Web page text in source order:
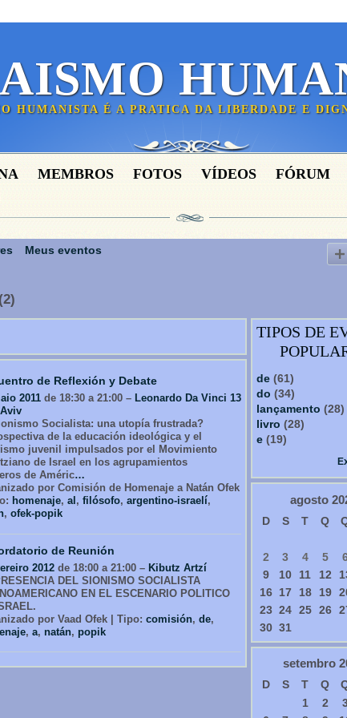
HUMANISTA É A PRATICA DA LIBERDADE E
MEMBROS FOTOS VÍDEOS FÓRUM
Meus eventos
(2)
de Reflexión y Debate
2011 de 18:30 a 21:00 – Leonardo Da Vinci 13
Aviv
Socialista: una utopía frustrada?
de la educación ideológica y el
juvenil impulsados por el Movimiento
de Israel en los agrupamientos
de Améric…
por Comisión de Homenaje a Natán Ofek
homenaje, al , filósofo, argentino-israelí,
, ofek-popik
de Reunión
2012 de 18:00 a 21:00 – Kibutz Artzí
DEL SIONISMO SOCIALISTA
EN EL ESCENARIO POLITICO
por Vaad Ofek | Tipo: comisión, de,
, a, natán, popik
TIPOS DE
de (61)
do (34)
lançamento (28)
livro (28)
e (19)
agosto
D S T Q
2
3 4 5
9
10 11 12
16 17 18 19
23 24 25 26
30 31
setembro
D S T Q
1
2